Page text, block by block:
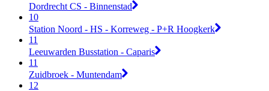
Dordrecht CS - Binnenstad
10
Station Noord - HS - Korreweg - P+R Hoogkerk
11
Leeuwarden Busstation - Caparis
11
Zuidbroek - Muntendam
12